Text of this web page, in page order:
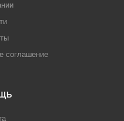
соглашение